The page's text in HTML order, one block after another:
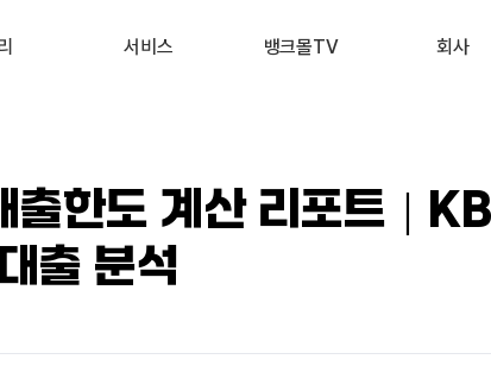
서비스 뱅크몰TV 회사
관리
관리
투자 상품비교 뉴스 고객 후기
한도 계산 리포트｜
출 분석